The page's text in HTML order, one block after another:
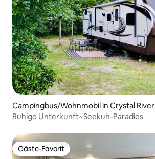
Campingbus/Wohnmobil in Crystal River
Ruhige Unterkunft~Seekuh-Paradies
Gäste-Favorit
Gäste-Favorit